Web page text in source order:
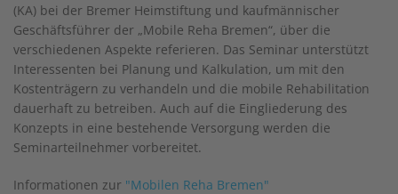
(KA) bei der Bremer Heimstiftung und kaufmännischer
Geschäftsführer der „Mobile Reha Bremen“, über die
verschiedenen Aspekte referieren. Das Seminar unterstützt
Interessenten bei Planung und Kalkulation, um mit den
Kostenträgern zu verhandeln und die mobile Rehabilitation
dauerhaft zu betreiben. Auch auf die Eingliederung des
Konzepts in eine bestehende Versorgung werden die
Seminarteilnehmer vorbereitet.
Informationen zur "Mobilen Reha Bremen"